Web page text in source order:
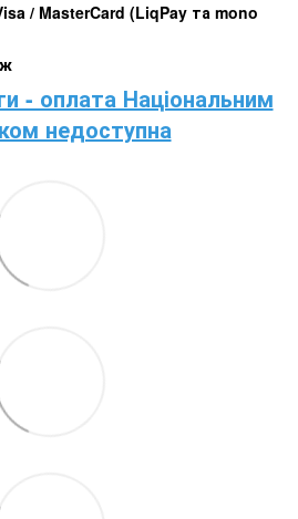
/ MasterCard (LiqPay та mono
- оплата Національним
недоступна